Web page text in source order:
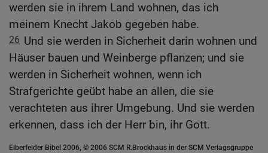
werden sie in ihrem Land wohnen, das ich
meinem Knecht Jakob gegeben habe.
26 Und sie werden in Sicherheit darin wohnen und
Häuser bauen und Weinberge pflanzen; und sie
werden in Sicherheit wohnen, wenn ich
Strafgerichte geübt habe an allen, die sie
verachteten aus ihrer Umgebung. Und sie werden
erkennen, dass ich der Herr bin, ihr Gott.
Elberfelder Bibel 2006, © 2006 SCM R.Brockhaus in der SCM Verlagsgruppe